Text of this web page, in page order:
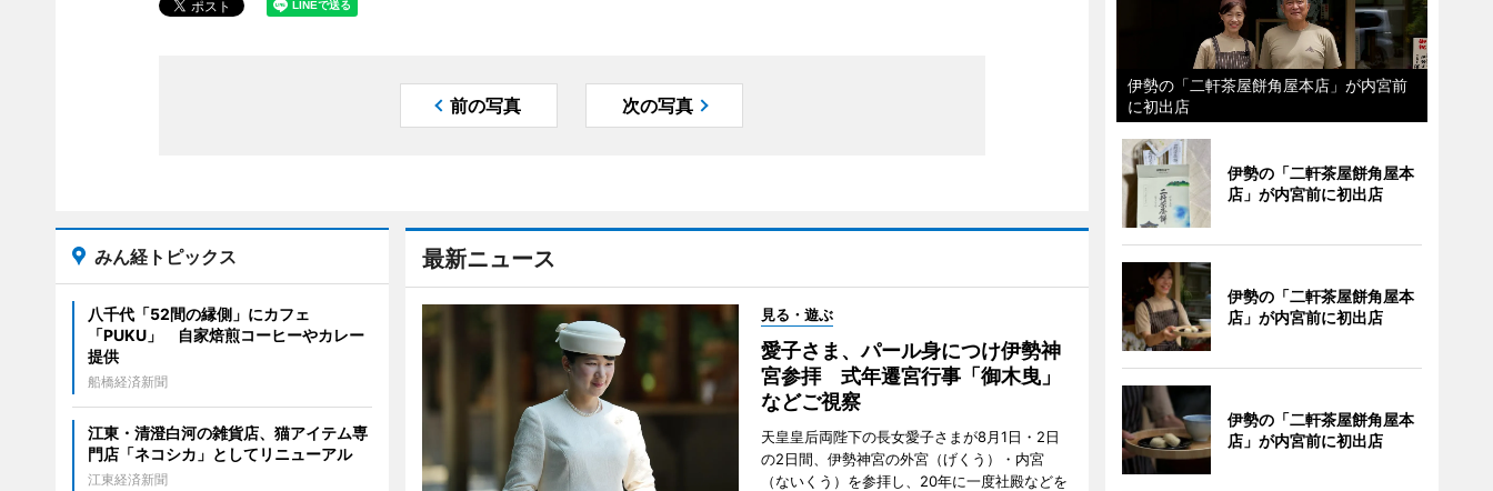
前の写真 次の写真
最新ニュース
見る・遊ぶ
愛子さま、パール身につけ伊勢神
宮参拝 式年遷宮行事「御木曳」
などご視察
天皇皇后両陛下の長女愛子さまが8月1日・2日
の2日間、伊勢神宮の外宮（げくう）・内宮
（ないくう）を参拝し、20年に一度社殿などを
みん経トピックス
八千代「52間の縁側」にカフェ
「PUKU」 自家焙煎コーヒーやカレー
提供
船橋経済新聞
江東・清澄白河の雑貨店、猫アイテム専
門店「ネコシカ」としてリニューアル
江東経済新聞
伊勢の「二軒茶屋餅角屋本店」が内宮前
に初出店
伊勢の「二軒茶屋餅角屋本
店」が内宮前に初出店
伊勢の「二軒茶屋餅角屋本
店」が内宮前に初出店
伊勢の「二軒茶屋餅角屋本
店」が内宮前に初出店